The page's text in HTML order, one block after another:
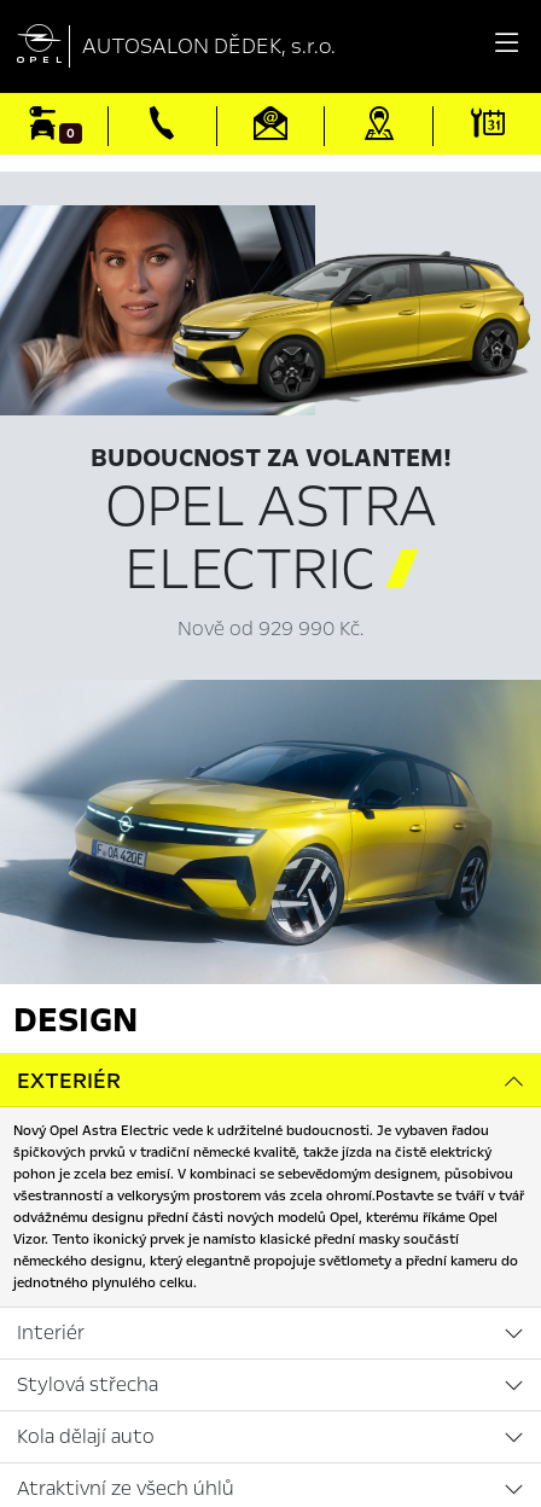
 AUTOSALON DĚDEK, s.r.o.
0
BUDOUCNOST ZA VOLANTEM!
OPEL ASTRA
ELECTRIC
Nově od 929 990 Kč.
DESIGN
EXTERIÉR
Nový Opel Astra Electric vede k udržitelné budoucnosti. Je vybaven řadou
špičkových prvků v tradiční německé kvalitě, takže jízda na čistě elektrický
pohon je zcela bez emisí. V kombinaci se sebevědomým designem, působivou
všestranností a velkorysým prostorem vás zcela ohromí.Postavte se tváří v tvář
odvážnému designu přední části nových modelů Opel, kterému říkáme Opel
Vizor. Tento ikonický prvek je namísto klasické přední masky součástí
německého designu, který elegantně propojuje světlomety a přední kameru do
jednotného plynulého celku.
Interiér
Stylová střecha
Kola dělají auto
Atraktivní ze všech úhlů